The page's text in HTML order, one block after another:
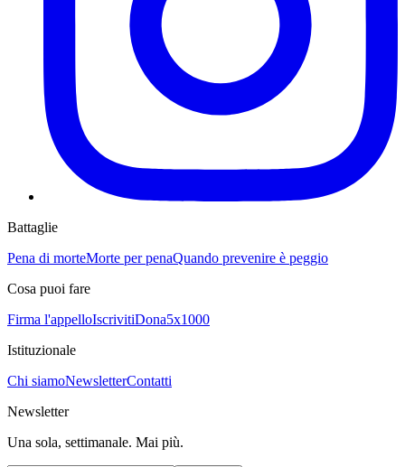
Battaglie
Pena di morteMorte per penaQuando prevenire è peggio
Cosa puoi fare
Firma l'appelloIscrivitiDona5x1000
Istituzionale
Chi siamoNewsletterContatti
Newsletter
Una sola, settimanale. Mai più.